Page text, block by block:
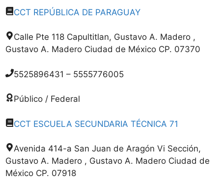
CCT REPÚBLICA DE PARAGUAY
Calle Pte 118 Capultitlan, Gustavo A. Madero ,
Gustavo A. Madero Ciudad de México CP. 07370
5525896431 – 5555776005
Público / Federal
CCT ESCUELA SECUNDARIA TÉCNICA 71
Avenida 414-a San Juan de Aragón Vi Sección,
Gustavo A. Madero , Gustavo A. Madero Ciudad de
México CP. 07918